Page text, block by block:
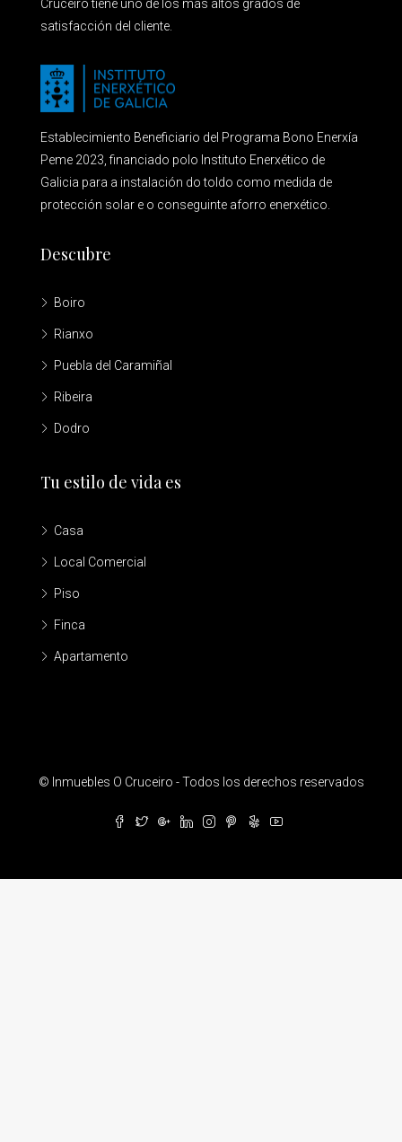
Cruceiro tiene uno de los más altos grados de
satisfacción del cliente.
Establecimiento Beneficiario del Programa Bono Enerxía
Peme 2023, financiado polo Instituto Enerxético de
Galicia para a instalación do toldo como medida de
protección solar e o conseguinte aforro enerxético.
Descubre
Boiro
Rianxo
Puebla del Caramiñal
Ribeira
Dodro
Tu estilo de vida es
Casa
Local Comercial
Piso
Finca
Apartamento
© Inmuebles O Cruceiro - Todos los derechos reservados